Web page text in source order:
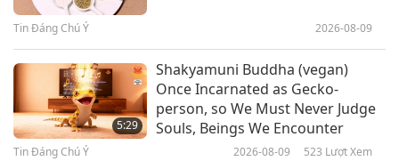
Thiên Tánh Và Thiên Nhiên – Trích
‘Tiểu Luận, Tập Hai Của Ralph
Waldo Emerson (trường chay),
Tin Đáng Chú Ý 2026-08-09
5:29
Shakyamuni Buddha (vegan)
Once Incarnated as Gecko-
person, so We Must Never Judge
Souls, Beings We Encounter
Tin Đáng Chú Ý 2026-08-09 523 Lượt Xem